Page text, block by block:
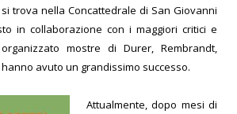
trova nella Concattedrale di San Giovanni
in collaborazione con i maggiori critici e
mostre di Durer, Rembrandt,
avuto un grandissimo successo.
Attualmente, dopo mesi di